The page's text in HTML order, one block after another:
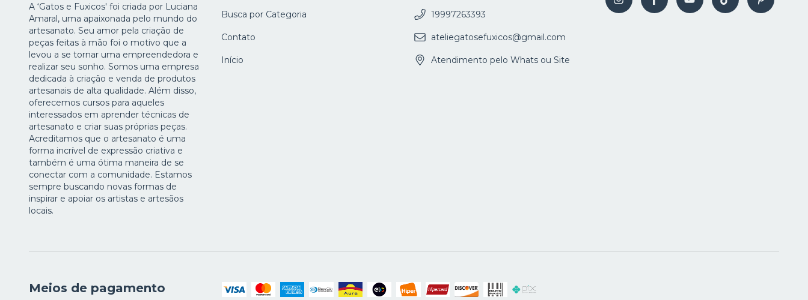
A ‘Gatos e Fuxicos' foi criada por Luciana
Amaral, uma apaixonada pelo mundo do
artesanato. Seu amor pela criação de
peças feitas à mão foi o motivo que a
levou a se tornar uma empreendedora e
realizar seu sonho. Somos uma empresa
dedicada à criação e venda de produtos
artesanais de alta qualidade. Além disso,
oferecemos cursos para aqueles
interessados em aprender técnicas de
artesanato e criar suas próprias peças.
Acreditamos que o artesanato é uma
forma incrível de expressão criativa e
também é uma ótima maneira de se
conectar com a comunidade. Estamos
sempre buscando novas formas de
inspirar e apoiar os artistas e artesãos
locais.
Busca por Categoria
Contato
Início
19997263393
ateliegatosefuxicos@gmail.com
Atendimento pelo Whats ou Site
Meios de pagamento